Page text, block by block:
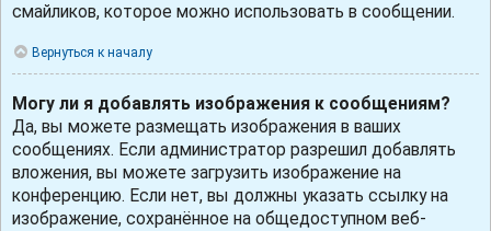
смайликов, которое можно использовать в сообщении.
Вернуться к началу
Могу ли я добавлять изображения к сообщениям?
Да, вы можете размещать изображения в ваших
сообщениях. Если администратор разрешил добавлять
вложения, вы можете загрузить изображение на
конференцию. Если нет, вы должны указать ссылку на
изображение, сохранённое на общедоступном веб-